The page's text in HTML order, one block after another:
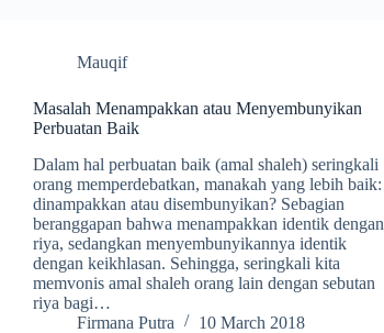
Mauqif
Masalah Menampakkan atau Menyembunyikan
Perbuatan Baik
Dalam hal perbuatan baik (amal shaleh) seringkali
orang memperdebatkan, manakah yang lebih baik:
dinampakkan atau disembunyikan? Sebagian
beranggapan bahwa menampakkan identik dengan
riya, sedangkan menyembunyikannya identik
dengan keikhlasan. Sehingga, seringkali kita
memvonis amal shaleh orang lain dengan sebutan
riya bagi…
Firmana Putra
10 March 2018